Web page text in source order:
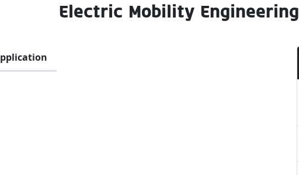
Electric Mobility Engineering